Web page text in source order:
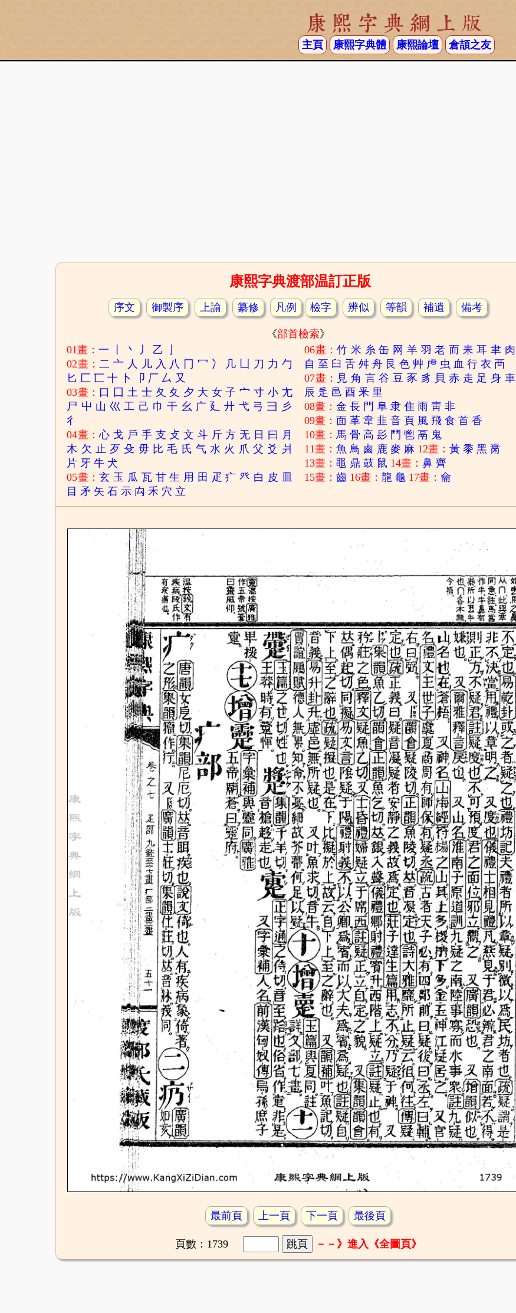
康熙字典網上版
主頁 康熙字典體 康熙論壇 倉頡之友
康熙字典渡部温訂正版
序文 御製序 上諭 纂修 凡例 檢字 辨似 等韻 補遺 備考
《部首檢索》
01畫：一 丶 丿 乙
02畫：二 亠 人 儿 入 八 冂 冖 冫 几 凵 刀 力 勹
匕 匚 匸 十 卜 卩 厂 厶 又
03畫： 口 囗 土 士 夂 夊 夕 大 女 子 宀 寸 小 尢
尸 屮 山 巛 工 己 巾 干 幺 广 廴 廾 弋 弓 彐 彡
彳
04畫：心 戈 戶 手 支 攴 文 斗 斤 方 无 日 曰 月
木 欠 止 歹 殳 毋 比 毛 氏 气 水 火 爪 父 爻 爿
片 牙 牛 犬
05畫：玄 玉 瓜 瓦 甘 生 用 田 疋 疒 癶 白 皮
目 矛 矢 石 示 禸 禾 穴 立
06畫：竹 米 糸 缶 网 羊 羽 老 而 耒 耳 聿 肉
自 至 臼 舌 舛 舟 艮 色 艸 虍 虫 血 行 衣 襾
07畫： 見 角 言 谷 豆 豕 豸 貝 赤 走 足 身 車
辰 辵 邑 酉 釆 里
08畫：金 長 門 阜 隶 隹 雨 靑 非
09畫： 面 革 韋 韭 音 頁 風 飛 食 首 香
10畫：馬 骨 高 髟 鬥 鬯 鬲 鬼
11畫：魚 鳥 鹵 鹿 麥 麻 12畫：黃 黍 黑 黹
13畫：黽 鼎 鼓 鼠 14畫：鼻 齊
15畫：齒 16畫：龍 龜 17畫：龠
最前頁 上一頁 下一頁 最後頁
頁數：1739 －－》進入《全圖頁》